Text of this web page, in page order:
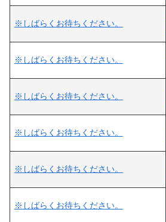
※しばらくお待ちください。
※しばらくお待ちください。
※しばらくお待ちください。
※しばらくお待ちください。
※しばらくお待ちください。
※しばらくお待ちください。